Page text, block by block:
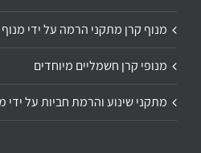
מנוף קרן מתקני הרמה על ידי מנוף
מנופי קרן חשמליים מיוחדים
מתקני שינוע והרמת חביות על ידי